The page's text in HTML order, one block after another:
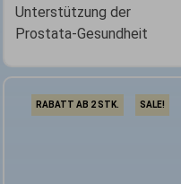
Unterstützung der
Prostata-Gesundheit
RABATT AB 2 STK. SALE!